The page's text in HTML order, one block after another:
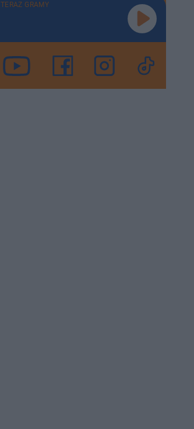
TERAZ GRAMY